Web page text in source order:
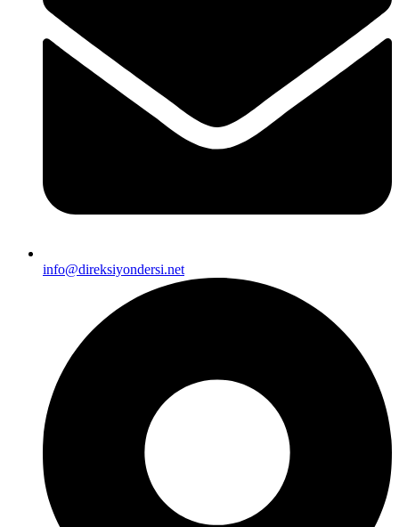
info@direksiyondersi.net